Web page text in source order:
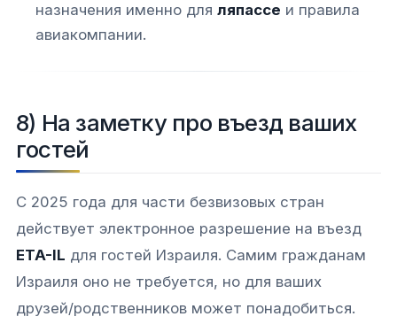
назначения именно дляляпассе и правила
авиакомпании.
8) На заметку про въезд ваших
гостей
С 2025 года для части безвизовых стран
действует электронное разрешение на въезд
ETA-IL для гостей Израиля. Самим гражданам
Израиля оно не требуется, но для ваших
друзей/родственников может понадобиться.